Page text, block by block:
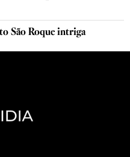
São Roque intriga